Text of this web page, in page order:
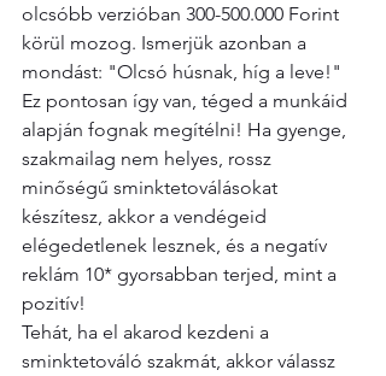
olcsóbb verzióban 300-500.000 Forint
körül mozog. Ismerjük azonban a
mondást: "Olcsó húsnak, híg a leve!"
Ez pontosan így van, téged a munkáid
alapján fognak megítélni! Ha gyenge,
szakmailag nem helyes, rossz
minőségű sminktetoválásokat
készítesz, akkor a vendégeid
elégedetlenek lesznek, és a negatív
reklám 10* gyorsabban terjed, mint a
pozitív!
Tehát, ha el akarod kezdeni a
sminktetováló szakmát, akkor válassz